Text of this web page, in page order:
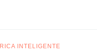
INTELIGENTE